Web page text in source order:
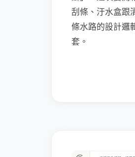
刮條、汙水盒跟
條水路的設計邏
套。